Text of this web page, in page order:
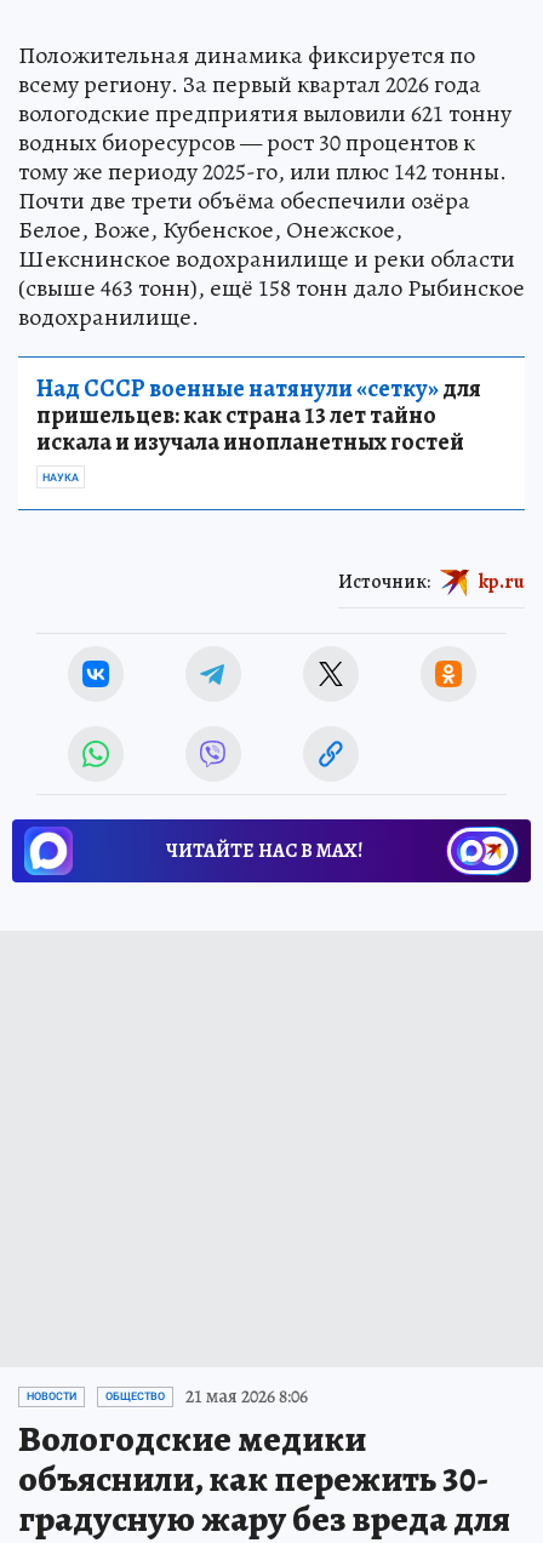
Положительная динамика фиксируется по
всему региону. За первый квартал 2026 года
вологодские предприятия выловили 621 тонну
водных биоресурсов — рост 30 процентов к
тому же периоду 2025-го, или плюс 142 тонны.
Почти две трети объёма обеспечили озёра
Белое, Воже, Кубенское, Онежское,
Шекснинское водохранилище и реки области
(свыше 463 тонн), ещё 158 тонн дало Рыбинское
водохранилище.
Над СССР военные натянули «сетку»для
пришельцев: как страна 13 лет тайно
искала и изучала инопланетных гостей
НАУКА
Источник: kp.ru
ЧИТАЙТЕ НАС В МАХ!
НОВОСТИ ОБЩЕСТВО 21 мая 2026 8:06
Вологодские медики
объяснили, как пережить 30-
градусную жару без вреда для